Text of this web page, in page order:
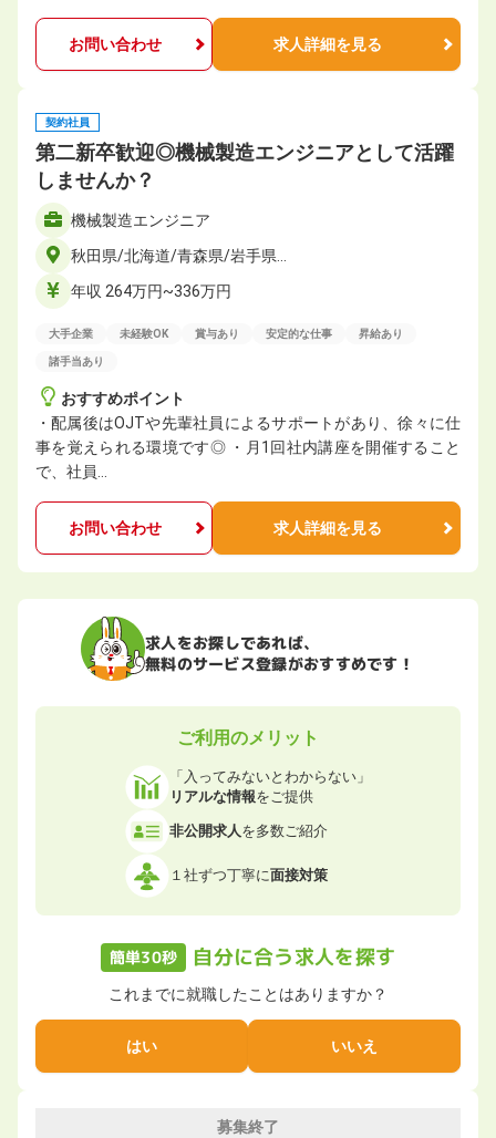
お問い合わせ 求人詳細を見る
契約社員
第二新卒歓迎◎機械製造エンジニアとして活躍
しませんか？
機械製造エンジニア
秋田県/北海道/青森県/岩手県…
年収 264万円~336万円
大手企業 未経験OK 賞与あり 安定的な仕事 昇給あり
諸手当あり
おすすめポイント
・配属後はOJTや先輩社員によるサポートがあり、徐々に仕
事を覚えられる環境です◎ ・月1回社内講座を開催すること
で、社員…
お問い合わせ 求人詳細を見る
求人をお探しであれば、
無料のサービス登録がおすすめです！
ご利用のメリット
「入ってみないとわからない」
リアルな情報をご提供
非公開求人を多数ご紹介
１社ずつ丁寧に面接対策
簡単30秒 自分に合う求人を探す
これまでに就職したことはありますか？
はい いいえ
募集終了